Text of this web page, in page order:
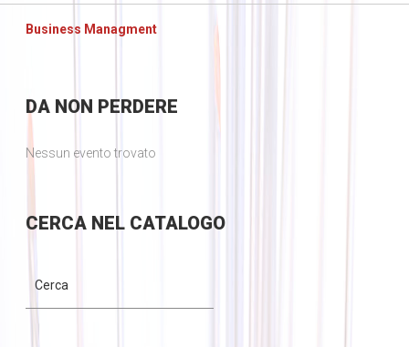
Business Managment
DANON PERDERE
Nessun evento trovato
CERCANEL CATALOGO